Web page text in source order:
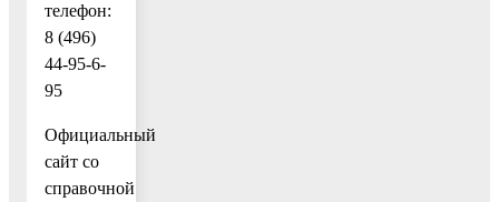
телефон:
8 (496)
44-95-6-
95
Официальный
сайт cо
справочной